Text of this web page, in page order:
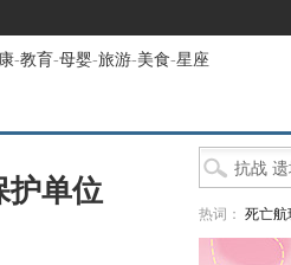
-教育-母婴-旅游-美食-星座
护单位
热词： 死亡航